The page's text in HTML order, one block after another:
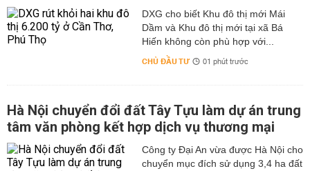
DXG cho biết Khu đô thị mới Mái
Dầm và Khu đô thị mới tại xã Bá
Hiến không còn phù hợp với...
CHỦ ĐẦU TƯ 01 phút trước
Hà Nội chuyển đổi đất Tây Tựu làm dự án trung
tâm văn phòng kết hợp dịch vụ thương mại
Công ty Đại An vừa được Hà Nội cho
chuyển mục đích sử dụng 3,4 ha đất